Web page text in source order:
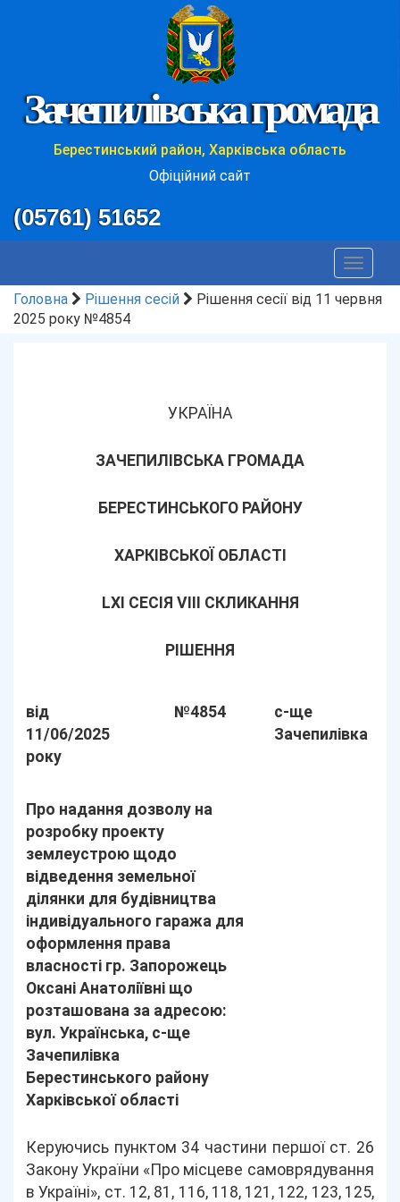
Зачепилівська громада
Берестинський район, Харківська область
Офіційний сайт
(05761) 51652
Toggle
Головна
Рішення сесій
Рішення сесії від 11 червня
2025 року №4854
УКРАЇНА
ЗАЧЕПИЛІВСЬКА ГРОМАДА
БЕРЕСТИНСЬКОГО РАЙОНУ
ХАРКІВСЬКОЇ ОБЛАСТІ
LХІ СЕСІЯ VIII СКЛИКАННЯ
РІШЕННЯ
від
11/06/2025
року
№4854
с-ще
Зачепилівка
Про надання дозволу на
розробку проекту
землеустрою щодо
відведення земельної
ділянки для будівництва
індивідуального гаража для
оформлення права
власності гр. Запорожець
Оксані Анатоліївні що
розташована за адресою:
вул. Українська, с-ще
Зачепилівка
Берестинського району
Харківської області
Керуючись пунктом 34 частини першої ст. 26
Закону України «Про місцеве самоврядування
в Україні», ст. 12, 81, 116, 118, 121, 122, 123, 125,